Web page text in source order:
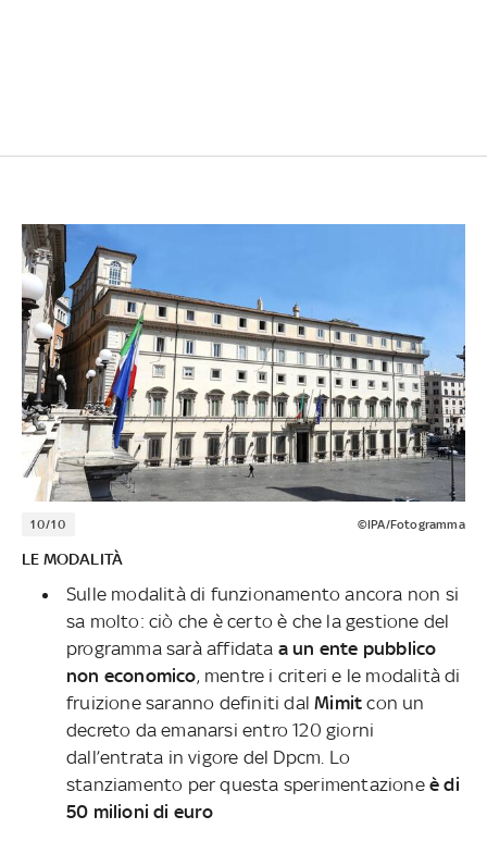
10/10 ©IPA/Fotogramma
LE MODALITÀ
Sulle modalità di funzionamento ancora non si
sa molto: ciò che è certo è che la gestione del
programma sarà affidata a un ente pubblico
non economico, mentre i criteri e le modalità di
fruizione saranno definiti dalMimitcon un
decreto da emanarsi entro 120 giorni
dall’entrata in vigore del Dpcm. Lo
stanziamento per questa sperimentazione è di
50 milioni di euro